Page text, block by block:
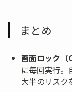
まとめ
画面ロック
に毎回実行。
大半のリスク